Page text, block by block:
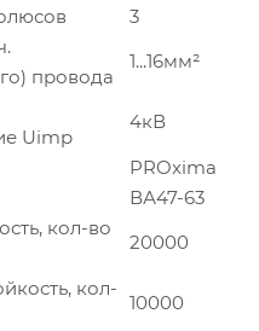
3
провода
1...16мм²
Uimp
4кВ
PROxima
ВА47-63
кол-во
20000
кол-
10000